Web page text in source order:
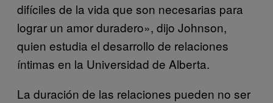
difíciles de la vida que son necesarias para
lograr un amor duradero», dijo Johnson,
quien estudia el desarrollo de relaciones
íntimas en la Universidad de Alberta.
La duración de las relaciones pueden no ser